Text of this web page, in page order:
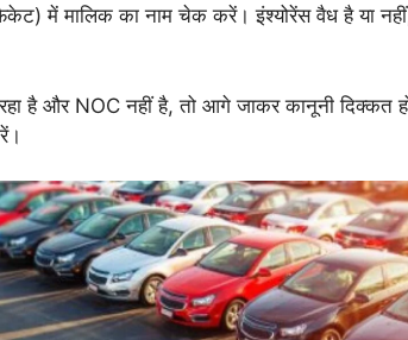
में मालिक का नाम चेक करें। इंश्योरेंस वैध है या
है और NOC नहीं है, तो आगे जाकर कानूनी दिक्कत